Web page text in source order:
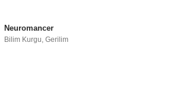
Neuromancer
Bilim Kurgu,Gerilim